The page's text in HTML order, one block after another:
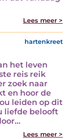
Lees meer >
hartenkreet
het leven
reis reik
zoek naar
en hoor de
leiden op dit
liefde belooft
Lees meer >